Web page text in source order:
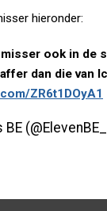
hieronder:
ook in de
dan die van
ZR6t1DOyA1